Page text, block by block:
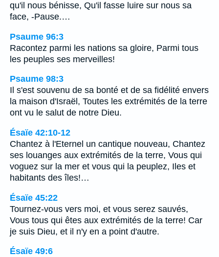
qu'il nous bénisse, Qu'il fasse luire sur nous sa
face, -Pause.…
Psaume 96:3
Racontez parmi les nations sa gloire, Parmi tous
les peuples ses merveilles!
Psaume 98:3
Il s'est souvenu de sa bonté et de sa fidélité envers
la maison d'Israël, Toutes les extrémités de la terre
ont vu le salut de notre Dieu.
Ésaïe 42:10-12
Chantez à l'Eternel un cantique nouveau, Chantez
ses louanges aux extrémités de la terre, Vous qui
voguez sur la mer et vous qui la peuplez, Iles et
habitants des îles!…
Ésaïe 45:22
Tournez-vous vers moi, et vous serez sauvés,
Vous tous qui êtes aux extrémités de la terre! Car
je suis Dieu, et il n'y en a point d'autre.
Ésaïe 49:6